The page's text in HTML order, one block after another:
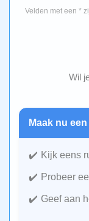
Velden met een *
Wil
Maak nu
Kijk eens
Probeer
Geef aan